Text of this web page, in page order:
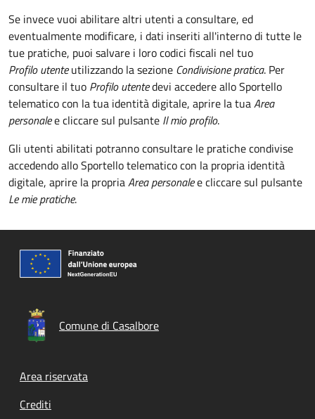
Se invece vuoi abilitare altri utenti a consultare, ed
eventualmente modificare, i dati inseriti all'interno di tutte le
tue pratiche, puoi salvare i loro codici fiscali nel tuo
Profilo utenteutilizzando la sezione Condivisione pratica. Per
consultare il tuo Profilo utentedevi accedere allo Sportello
telematico con la tua identità digitale, aprire la tuaArea
personalee cliccare sul pulsante Il mio profilo.
Gli utenti abilitati potranno consultare le pratiche condivise
accedendo allo Sportello telematico con la propria identità
digitale, aprire la propriaArea personalee cliccare sul pulsante
Le mie pratiche.
Comune di Casalbore
Footer menu
Area riservata
Crediti